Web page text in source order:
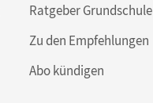
Ratgeber Grundschule
Zu den Empfehlungen
Abo kündigen